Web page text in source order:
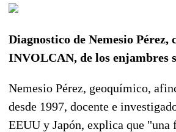
Diagnostico de Nemesio Pérez,
INVOLCAN, de los enjambres
Nemesio Pérez, geoquímico,
desde 1997, docente e
EEUU y Japón, explica que "una